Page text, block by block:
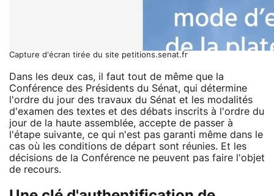
Capture d'écran tirée du site petitions.senat.fr
Dans les deux cas, il faut tout de même que la
Conférence des Présidents du Sénat, qui détermine
l'ordre du jour des travaux du Sénat et les modalités
d'examen des textes et des débats inscrits à l'ordre du
jour de la haute assemblée, accepte de passer à
l'étape suivante, ce qui n'est pas garanti même dans le
cas où les conditions de départ sont réunies. Et les
décisions de la Conférence ne peuvent pas faire l'objet
de recours.